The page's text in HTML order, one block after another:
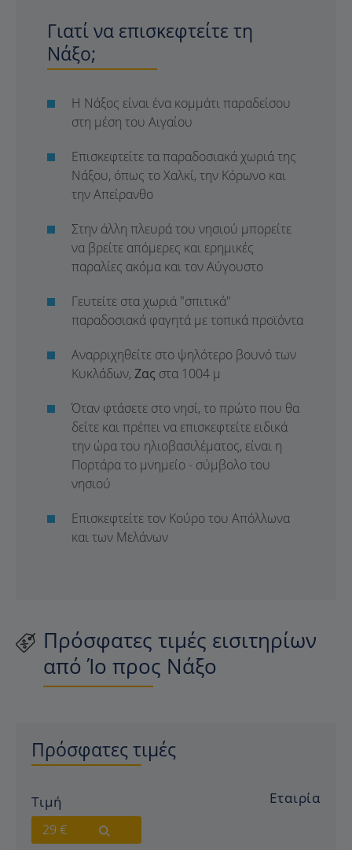
Γιατί να επισκεφτείτε τη
Νάξο;
Η Νάξος είναι ένα κομμάτι παραδείσου
στη μέση του Αιγαίου
Επισκεφτείτε τα παραδοσιακά χωριά της
Νάξου, όπως το Χαλκί, την Κόρωνο και
την Απείρανθο
Στην άλλη πλευρά του νησιού μπορείτε
να βρείτε απόμερες και ερημικές
παραλίες ακόμα και τον Αύγουστο
Γευτείτε στα χωριά "σπιτικά"
παραδοσιακά φαγητά με τοπικά προϊόντα
Αναρριχηθείτε στο ψηλότερο βουνό των
Κυκλάδων,Ζας στα 1004 μ
Όταν φτάσετε στο νησί, το πρώτο που θα
δείτε και πρέπει να επισκεφτείτε ειδικά
την ώρα του ηλιοβασιλέματος, είναι η
Πορτάρα το μνημείο - σύμβολο του
νησιού
Επισκεφτείτε τον Κούρο του Απόλλωνα
και των Μελάνων
Πρόσφατες τιμές εισιτηρίων
από Ίο προς Νάξο
Πρόσφατες τιμές
Τιμή
29 €
Εταιρία